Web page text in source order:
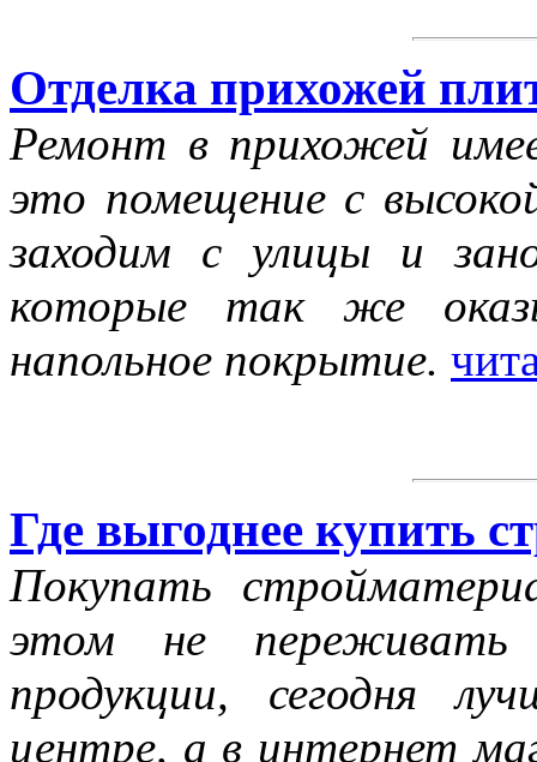
Отделка прихожей
Ремонт в прихожей
это помещение с
заходим с улицы и
которые так же
напольное покрытие.
Где выгоднее купить
Покупать
этом не переживать
продукции, сегодня
центре, а в интернет